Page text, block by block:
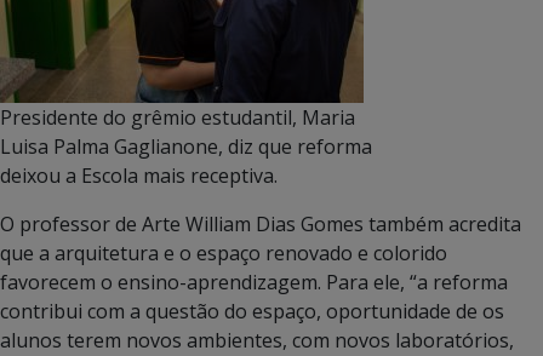
Presidente do grêmio estudantil, Maria
Luisa Palma Gaglianone, diz que reforma
deixou a Escola mais receptiva.
O professor de Arte William Dias Gomes também acredita
que a arquitetura e o espaço renovado e colorido
favorecem o ensino-aprendizagem. Para ele, “a reforma
contribui com a questão do espaço, oportunidade de os
alunos terem novos ambientes, com novos laboratórios,